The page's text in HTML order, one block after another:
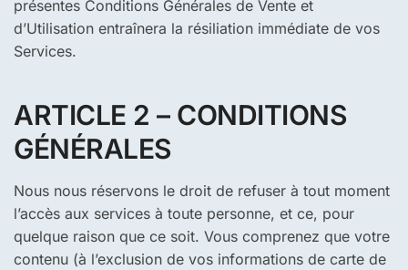
présentes Conditions Générales de Vente et
d’Utilisation entraînera la résiliation immédiate de vos
Services.
ARTICLE 2 – CONDITIONS
GÉNÉRALES
Nous nous réservons le droit de refuser à tout moment
l’accès aux services à toute personne, et ce, pour
quelque raison que ce soit. Vous comprenez que votre
contenu (à l’exclusion de vos informations de carte de